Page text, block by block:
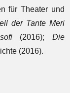
für Theater und
der Tante Meri
(2016); Die
(2016).